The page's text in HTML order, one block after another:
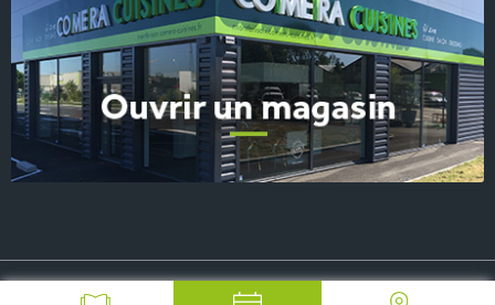
© 2026 COMERA Cuisines, tous droits réservés Plan du site